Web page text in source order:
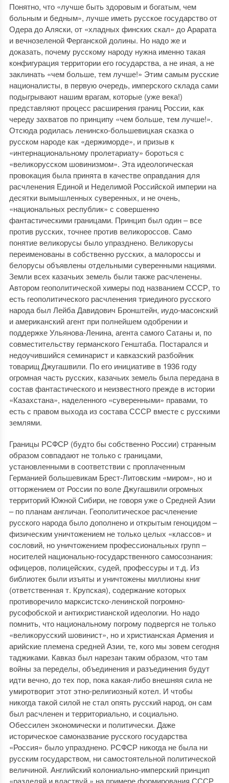
Понятно, что «лучше быть здоровым и богатым, чем
больным и бедным», лучше иметь русское государство от
Одера до Аляски, от «хладных финских скал» до Арарата
и вечнозеленой Ферганской долины. Но надо же и
доказать, почему русскому народу нужна именно такая
конфигурация территории его государства, а не иная, а не
заклинать «чем больше, тем лучше!» Этим самым русские
националисты, в первую очередь, имперского склада сами
подыгрывают нашим врагам, которые (уже века!)
представляют процесс расширения границ России, как
череду захватов по принципу «чем больше, тем лучше!».
Отсюда родилась ленинско-большевицкая сказка о
русском народе как «держиморде», и призыв к
«интернациональному пролетариату» бороться с
«великорусском шовинизмом». Эта идеологическая
провокация была принята в качестве оправдания для
расчленения Единой и Неделимой Российской империи на
десятки вымышленных суверенных, и не очень,
«национальных республик» с совершенно
фантастическими границами. Принцип был один – все
против русских, точнее против великороссов. Само
понятие великорусы было упразднено. Великорусы
переименованы в собственно русских, а малороссы и
белорусы объявлены отдельными суверенными нациями.
Земли всех казачьих земель были также расчленены.
Автором геополитической химеры под названием СССР, то
есть геополитического расчленения триединого русского
народа был Лейба Давидович Бронштейн, иудо-масонский
и американский агент при полнейшем одобрении и
поддержке Ульянова-Ленина, агента самого Сатаны и, по
совместительству германского Генштаба. Постарался и
недоучившийся семинарист и кавказский разбойник
товарищ Джугашвили. По его инициативе в 1936 году
огромная часть русских, казачьих земель была передана в
состав фантастического и неизвестного прежде в истории
«Казахстана», наделенного «суверенными» правами, то
есть с правом выхода из состава СССР вместе с русскими
землями.
Границы РСФСР (будто бы собственно России) странным
образом совпадают не только с границами,
установленными в соответствии с проплаченным
Германией большевикам Брест-Литовским «миром», но и
отторжением от России по воле Джугашвили огромных
территорий Южной Сибири, не говоря уже о Средней Азии
– по планам англичан. Геополитическое расчленение
русского народа было дополнено и открытым геноцидом –
физическим уничтожением не только целых «классов» и
сословий, но уничтожением профессиональных групп –
носителей национально-государственного самосознания:
офицеров, полицейских, судей, профессуры и т.д. Из
библиотек были изъяты и уничтожены миллионы книг
(ответственная т. Крупская), содержание которых
противоречило марксистско-ленинской погромно-
русофобской и антихристианской идеологии. Но надо
помнить, что национальному погрому подвергся не только
«великорусский шовинист», но и христианская Армения и
арийские племена средней Азии, те, кого мы зовем сегодня
таджиками. Кавказ был нарезан таким образом, что там
войны за переделы, объединения и разъединения будут
идти вечно, до тех пор, пока какая-либо внешняя сила не
умиротворит этот этно-религиозный котел. И чтобы
никогда такой силой не стал опять русский народ, он сам
был расчленен и территориально, и социально.
Обессилен экономически и политически. Даже
историческое самоназвание русского государства
«Россия» было упразднено. РСФСР никогда не была ни
русским государством, ни самостоятельной политической
величиной. Английский колониально-имперский принцип
«разделяй и властвуй » на примере формирования СССР